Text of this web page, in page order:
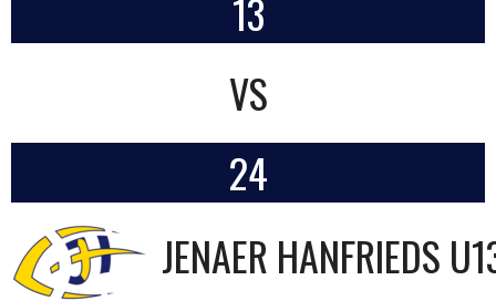
13
VS
24
JENAER HANFRIEDS